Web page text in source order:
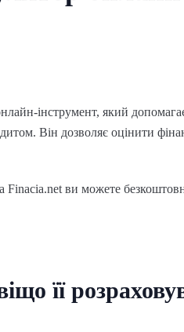
інструмент, який
Він дозволяє оцінити
ви можете
її